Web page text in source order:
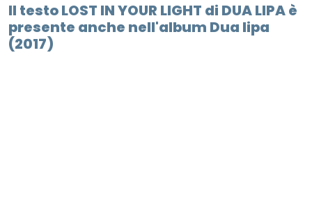
Il testo LOST IN YOUR LIGHT di DUA LIPA è
presente anche nell'album Dua lipa
(2017)